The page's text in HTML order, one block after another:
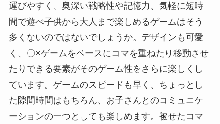
運びやすく、奥深い戦略性や記憶力、気軽に短時
間で遊べ子供から大人まで楽しめるゲームはそう
多くないのではないでしょうか。デザインも可愛
く、〇×ゲームをベースにコマを重ねたり移動させ
たりできる要素がそのゲーム性をさらに楽しくし
ています。ゲームのスピードも早く、ちょっとし
た隙間時間はもちろん、お子さんとのコミュニケ
ーションの一つとしても楽しめます。被せたコマ